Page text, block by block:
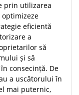
prin utilizarea
eficientă
a
să
și să
consecință. De
a uscătorului în
mai puternic,